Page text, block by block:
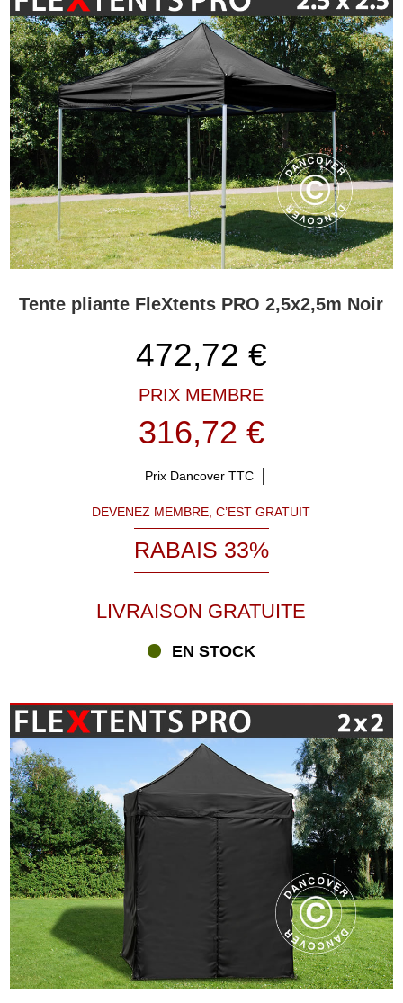
Tente pliante FleXtents PRO 2,5x2,5m Noir
472,72 €
PRIX MEMBRE
316,72 €
Prix Dancover TTC
DEVENEZ MEMBRE, C’EST GRATUIT
RABAIS 33%
LIVRAISON GRATUITE
EN STOCK